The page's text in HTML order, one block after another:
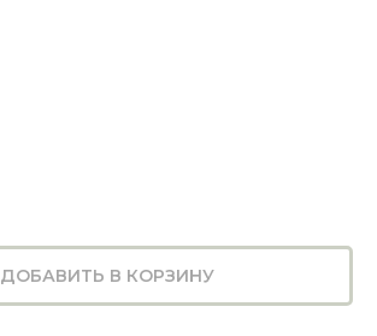
ДОБАВИТЬ В КОРЗИНУ